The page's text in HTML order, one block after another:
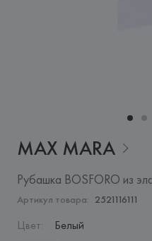
MAX MARA
Рубашка BOSFORO из
Артикул товара: 2521116111
Цвет: Белый